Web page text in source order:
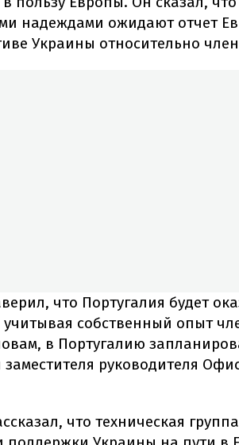
надеждами ожидают отчет
Украины относительно
что Португалия будет
собственный опыт
в Португалию
заместителя руководителя
что техническая